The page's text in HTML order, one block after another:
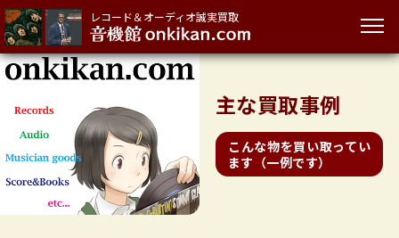
レコード＆オーディオ誠実買取
主な買取事例
こんな物を買い取ってい
ます（一例です）